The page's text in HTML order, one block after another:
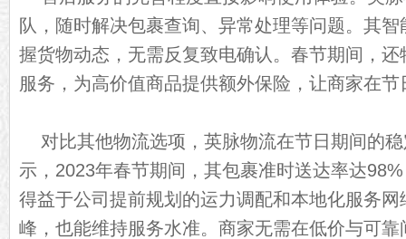
队，随时解决包裹查询、异常处理等问题。其
握货物动态，无需反复致电确认。春节期间，还
服务，为高价值商品提供额外保险，让商家在
对比其他物流选项，英脉物流在节日期间的
示，2023年春节期间，其包裹准时送达率达
得益于公司提前规划的运力调配和本地化服务
峰，也能维持服务水准。商家无需在低价与可